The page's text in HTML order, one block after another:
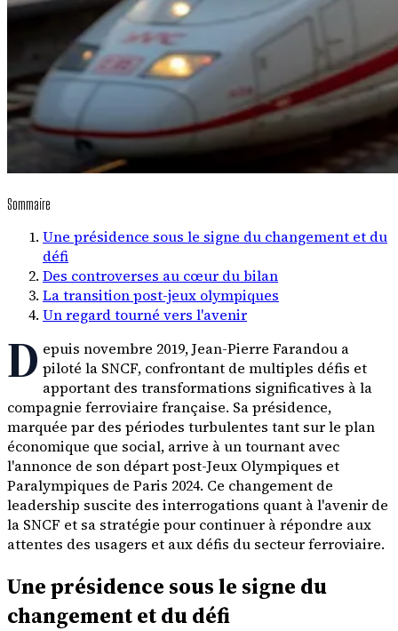
Sommaire
Une présidence sous le signe du changement et du
défi
Des controverses au cœur du bilan
La transition post-jeux olympiques
Un regard tourné vers l'avenir
D epuis novembre 2019, Jean-Pierre Farandou a
piloté la SNCF, confrontant de multiples défis et
apportant des transformations significatives à la
compagnie ferroviaire française. Sa présidence,
marquée par des périodes turbulentes tant sur le plan
économique que social, arrive à un tournant avec
l'annonce de son départ post-Jeux Olympiques et
Paralympiques de Paris 2024. Ce changement de
leadership suscite des interrogations quant à l'avenir de
la SNCF et sa stratégie pour continuer à répondre aux
attentes des usagers et aux défis du secteur ferroviaire.
Une présidence sous le signe du
changement et du défi